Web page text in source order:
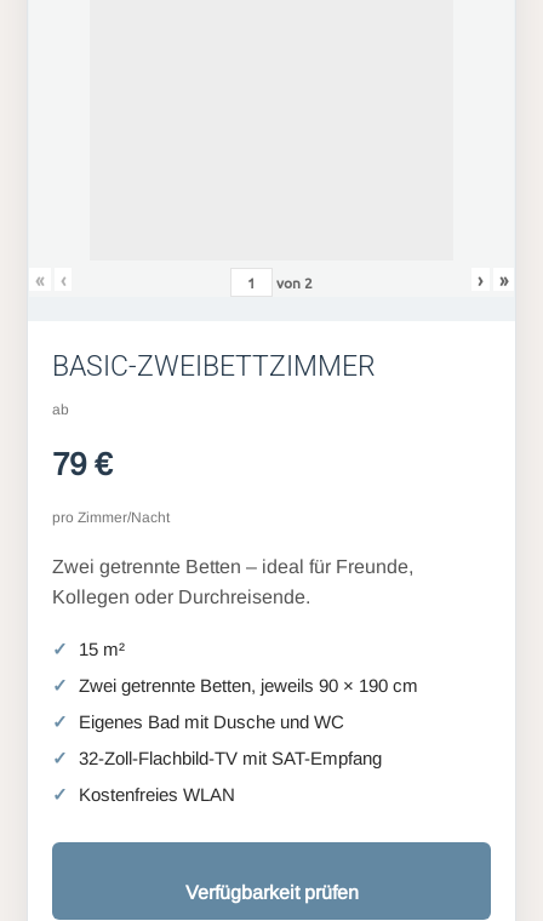
« ‹ von 2 › »
BASIC-ZWEIBETTZIMMER
ab
79 €
pro Zimmer/Nacht
Zwei getrennte Betten – ideal für Freunde,
Kollegen oder Durchreisende.
15 m²
Zwei getrennte Betten, jeweils 90 × 190 cm
Eigenes Bad mit Dusche und WC
32-Zoll-Flachbild-TV mit SAT-Empfang
Kostenfreies WLAN
Verfügbarkeit prüfen